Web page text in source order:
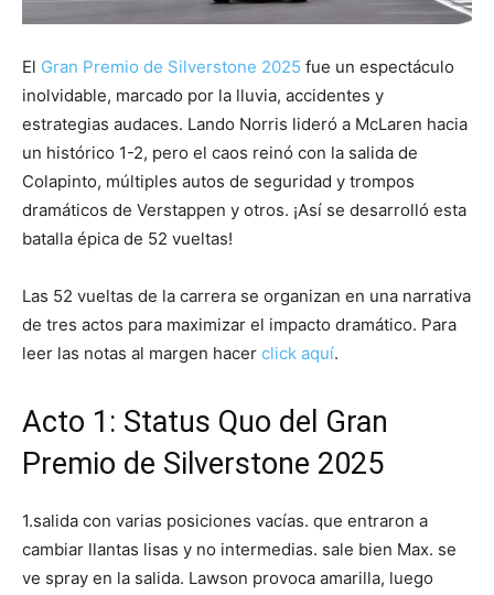
El Gran Premio de Silverstone 2025 fue un espectáculo
inolvidable, marcado por la lluvia, accidentes y
estrategias audaces. Lando Norris lideró a McLaren hacia
un histórico 1-2, pero el caos reinó con la salida de
Colapinto, múltiples autos de seguridad y trompos
dramáticos de Verstappen y otros. ¡Así se desarrolló esta
batalla épica de 52 vueltas!
Las 52 vueltas de la carrera se organizan en una narrativa
de tres actos para maximizar el impacto dramático. Para
leer las notas al margen hacer click aquí.
Acto 1: Status Quo del Gran
Premio de Silverstone 2025
1.salida con varias posiciones vacías. que entraron a
cambiar llantas lisas y no intermedias. sale bien Max. se
ve spray en la salida. Lawson provoca amarilla, luego